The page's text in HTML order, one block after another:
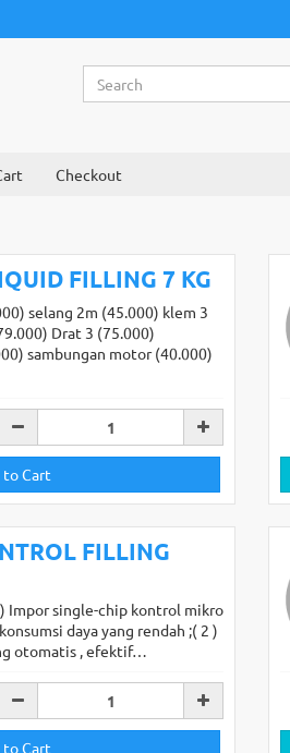
Checkout
FILLING 7 KG
selang 2m (45.000) klem 3
Drat 3 (75.000)
sambungan motor (40.000)
to Cart
FILLING
Impor single-chip kontrol mikro
daya yang rendah ;( 2 )
otomatis , efektif…
to Cart